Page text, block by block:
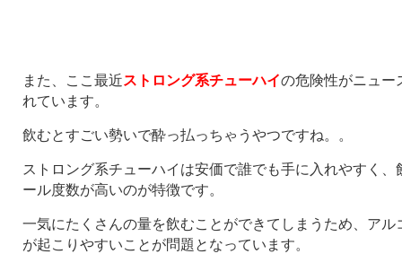
また、ここ最近ストロング系チューハイの危険性がニュー
れています。
飲むとすごい勢いで酔っ払っちゃうやつですね。。
ストロング系チューハイは安価で誰でも手に入れやすく、
ール度数が高いのが特徴です。
一気にたくさんの量を飲むことができてしまうため、アル
が起こりやすいことが問題となっています。